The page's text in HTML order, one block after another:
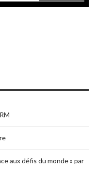
aux défis du monde » par